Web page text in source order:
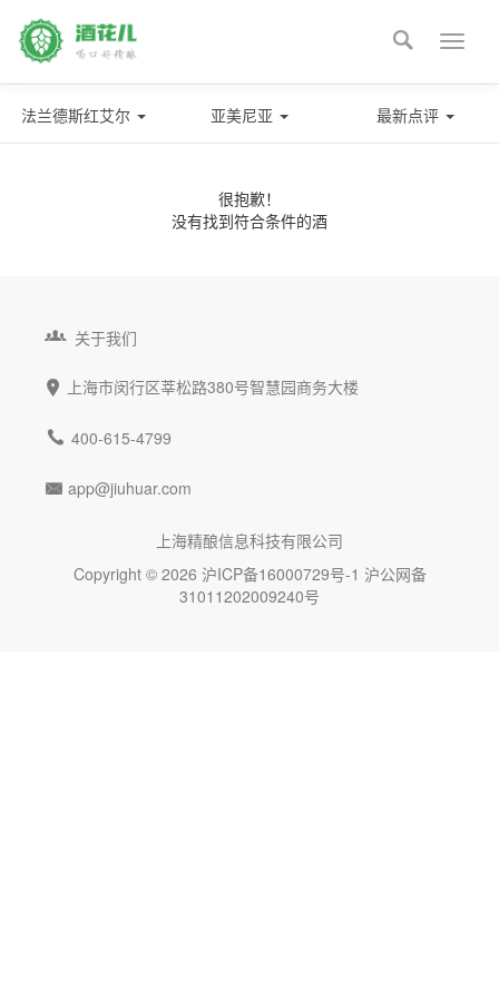
Toggle

法兰德斯红艾尔 亚美尼亚 最新点评
很抱歉！
没有找到符合条件的酒
 关于我们
 上海市闵行区莘松路380号智慧园商务大楼
 400-615-4799
 app@jiuhuar.com
上海精酿信息科技有限公司
Copyright © 2026 沪ICP备16000729号-1 沪公网备
31011202009240号